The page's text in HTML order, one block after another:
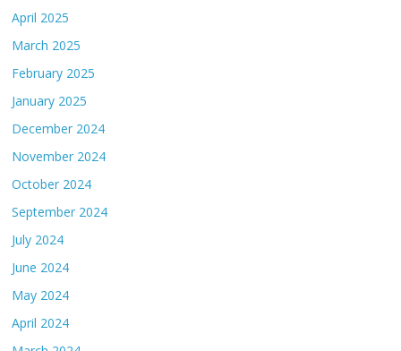
April 2025
March 2025
February 2025
January 2025
December 2024
November 2024
October 2024
September 2024
July 2024
June 2024
May 2024
April 2024